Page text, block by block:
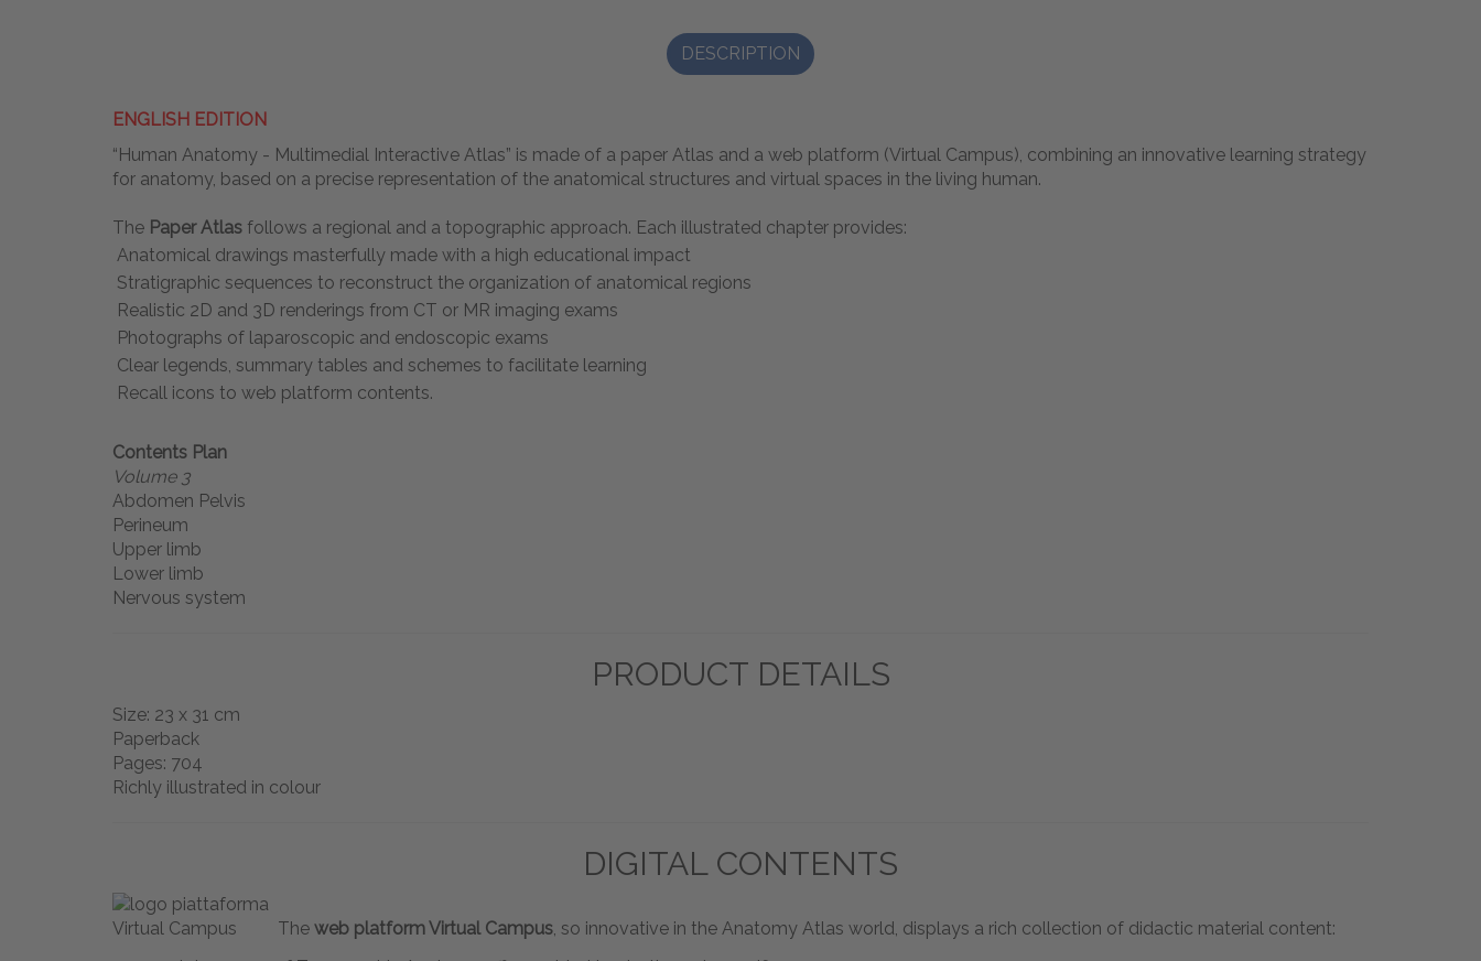
DESCRIPTION
ENGLISH EDITION
“Human Anatomy - Multimedial Interactive Atlas” is made of a paper Atlas and a web platform (Virtual Campus), combining an innovative learning strategy
for anatomy, based on a precise representation of the anatomical structures and virtual spaces in the living human.
The Paper Atlas follows a regional and a topographic approach. Each illustrated chapter provides:
Anatomical drawings masterfully made with a high educational impact
Stratigraphic sequences to reconstruct the organization of anatomical regions
Realistic 2D and 3D renderings from CT or MR imaging exams
Photographs of laparoscopic and endoscopic exams
Clear legends, summary tables and schemes to facilitate learning
Recall icons to web platform contents.
Contents Plan
Volume 3
Abdomen Pelvis
Perineum
Upper limb
Lower limb
Nervous system
PRODUCT DETAILS
Size: 23 x 31 cm
Paperback
Pages: 704
Richly illustrated in colour
DIGITAL CONTENTS
The web platform Virtual Campus, so innovative in the Anatomy Atlas world, displays a rich collection of didactic material content: